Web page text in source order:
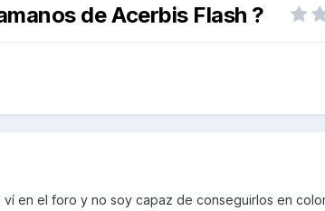
de Acerbis Flash ?
en el foro y no soy capaz de conseguirlos en